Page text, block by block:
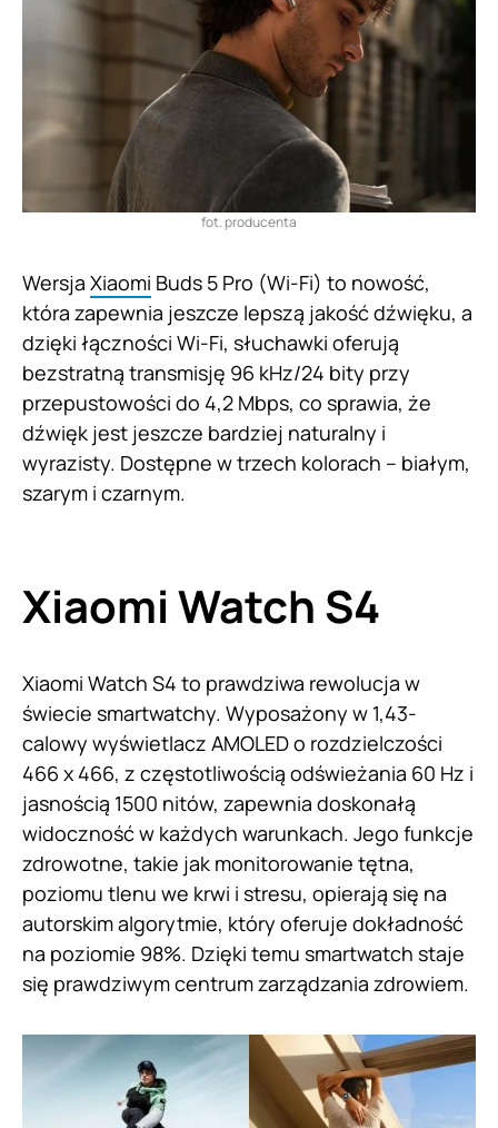
fot. producenta
Wersja Xiaomi Buds 5 Pro (Wi-Fi) to nowość,
która zapewnia jeszcze lepszą jakość dźwięku, a
dzięki łączności Wi-Fi, słuchawki oferują
bezstratną transmisję 96 kHz/24 bity przy
przepustowości do 4,2 Mbps, co sprawia, że
dźwięk jest jeszcze bardziej naturalny i
wyrazisty. Dostępne w trzech kolorach – białym,
szarym i czarnym.
Xiaomi Watch S4
Xiaomi Watch S4 to prawdziwa rewolucja w
świecie smartwatchy. Wyposażony w 1,43-
calowy wyświetlacz AMOLED o rozdzielczości
466 x 466, z częstotliwością odświeżania 60 Hz i
jasnością 1500 nitów, zapewnia doskonałą
widoczność w każdych warunkach. Jego funkcje
zdrowotne, takie jak monitorowanie tętna,
poziomu tlenu we krwi i stresu, opierają się na
autorskim algorytmie, który oferuje dokładność
na poziomie 98%. Dzięki temu smartwatch staje
się prawdziwym centrum zarządzania zdrowiem.